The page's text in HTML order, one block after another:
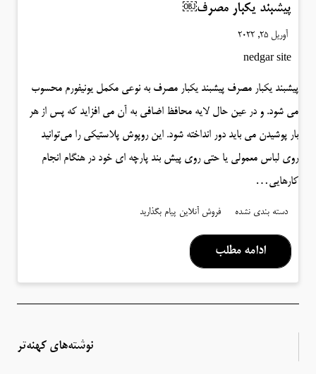
پیشبند یکبار مصرف￼
آوریل 25, 2022
nedgar site
پیشبند یکبار مصرف پیشبند یکبار مصرف به نوعی مکمل یونیفورم محسوب
می شود. و در عین حال لایه محافظ اضافی به آن می افزاید که پس از هر
بار پوشیدن می باید دور انداخته شود. این روپوش پلاستیکی را می‌توانید
روی لباس‌ معمولی یا حتی روی پیش بند پارچه ‌ای خود در هنگام انجام
کارهایی…
دسته بندی نشده فروش آنلاین پیام بگذارید
ادامه مطلب
نوشته‌های کهنه‌تر